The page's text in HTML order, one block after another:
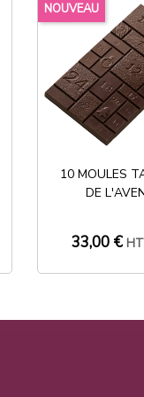
NOUVEAU
10 MOULES
DE
33,00 € HT
favorite_border